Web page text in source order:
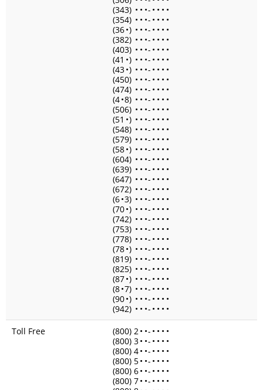
(343) • • •- • • • •
(354) • • •- • • • •
(36•) • • •- • • • •
(382) • • •- • • • •
(403) • • •- • • • •
(41 •) • • •- • • • •
(43•) • • •- • • • •
(450) • • •- • • • •
(474) • • •- • • • •
(4•8) • • •- • • • •
(506) • • •- • • • •
(51 •) • • •- • • • •
(548) • • •- • • • •
(579) • • •- • • • •
(58•) • • •- • • • •
(604) • • •- • • • •
(639) • • •- • • • •
(647) • • •- • • • •
(672) • • •- • • • •
(6•3) • • •- • • • •
(70•) • • •- • • • •
(742) • • •- • • • •
(753) • • •- • • • •
(778) • • •- • • • •
(78•) • • •- • • • •
(819) • • •- • • • •
(825) • • •- • • • •
(87•) • • •- • • • •
(8•7) • • •- • • • •
(90•) • • •- • • • •
(942) • • •- • • • •
Toll Free
(800) 2• •- • • • •
(800) 3• •- • • • •
(800) 4• •- • • • •
(800) 5• •- • • • •
(800) 6• •- • • • •
(800) 7• •- • • • •